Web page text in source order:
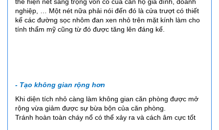
thể hiện nét sang trọng vốn có của căn hộ gia đình, doanh
nghiệp, … Một nét nữa phải nói đến đó là cửa trượt có thiết
kế các đường sọc nhôm đan xen nhỏ trên mặt kính làm cho
tính thẩm mỹ cũng từ đó được tăng lên đáng kể.
- Tạo không gian rộng hơn
Khi diện tích nhỏ càng làm không gian căn phòng được mở
rộng vừa giảm được sự bừa bộn của căn phòng.
Tránh hoàn toàn cháy nổ có thể xảy ra và cách âm cực tốt